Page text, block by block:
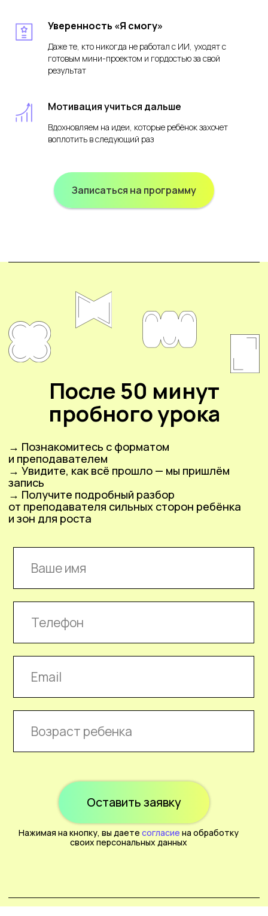
Уверенность «Я смогу»
Даже те, кто никогда не работал с ИИ, уходят с
готовым мини-проектом и гордостью за свой
результат
Мотивация учиться дальше
Вдохновляем на идеи, которые ребёнок захочет
воплотить в следующий раз
Записаться на программу
Базовый